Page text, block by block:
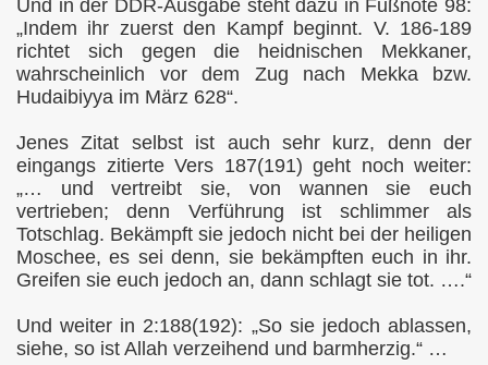
Und in der DDR-Ausgabe steht dazu in Fußnote 98:
„Indem ihr zuerst den Kampf beginnt. V. 186-189
richtet sich gegen die heidnischen Mekkaner,
wahrscheinlich vor dem Zug nach Mekka bzw.
Hudaibiyya im März 628“.
Jenes Zitat selbst ist auch sehr kurz, denn der
eingangs zitierte Vers 187(191) geht noch weiter:
„… und vertreibt sie, von wannen sie euch
vertrieben; denn Verführung ist schlimmer als
Totschlag. Bekämpft sie jedoch nicht bei der heiligen
Moschee, es sei denn, sie bekämpften euch in ihr.
Greifen sie euch jedoch an, dann schlagt sie tot. ….“
Und weiter in 2:188(192): „So sie jedoch ablassen,
siehe, so ist Allah verzeihend und barmherzig.“ …